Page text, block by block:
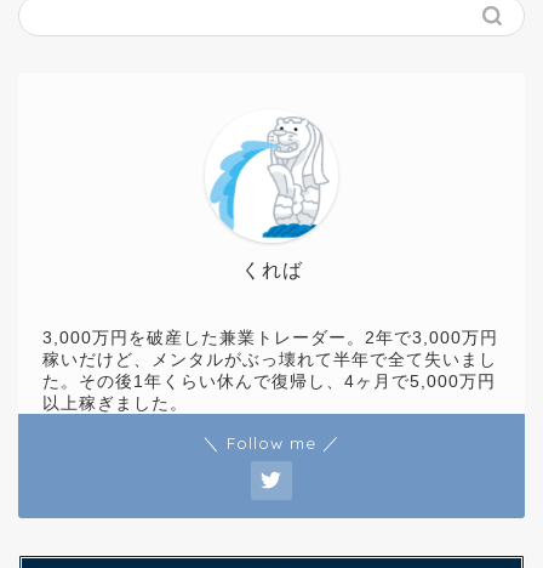
くれば
3,000万円を破産した兼業トレーダー。2年で3,000万円
稼いだけど、メンタルがぶっ壊れて半年で全て失いまし
た。その後1年くらい休んで復帰し、4ヶ月で5,000万円
以上稼ぎました。
＼ Follow me ／